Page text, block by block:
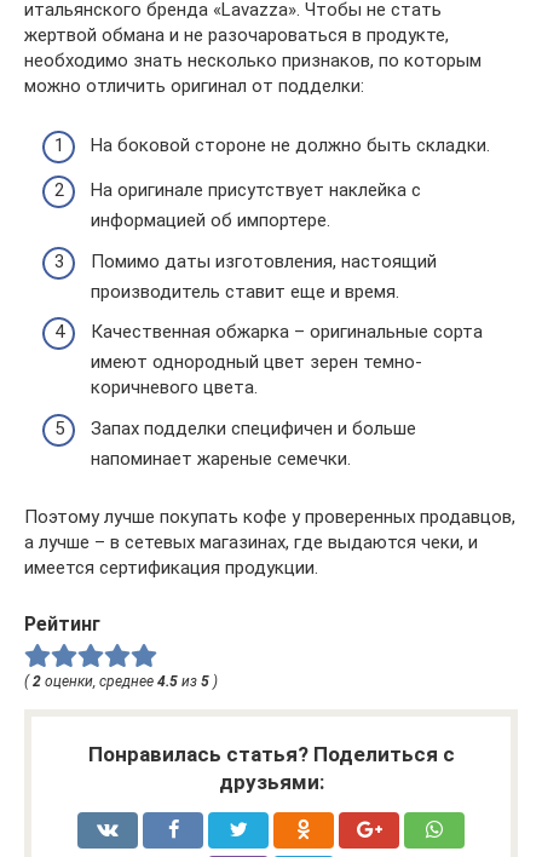
итальянского бренда «Lavazza». Чтобы не стать
жертвой обмана и не разочароваться в продукте,
необходимо знать несколько признаков, по которым
можно отличить оригинал от подделки:
На боковой стороне не должно быть складки.
На оригинале присутствует наклейка с
информацией об импортере.
Помимо даты изготовления, настоящий
производитель ставит еще и время.
Качественная обжарка – оригинальные сорта
имеют однородный цвет зерен темно-
коричневого цвета.
Запах подделки специфичен и больше
напоминает жареные семечки.
Поэтому лучше покупать кофе у проверенных продавцов,
а лучше – в сетевых магазинах, где выдаются чеки, и
имеется сертификация продукции.
Рейтинг
(2 оценки, среднее 4.5 из 5 )
Понравилась статья? Поделиться с
друзьями: